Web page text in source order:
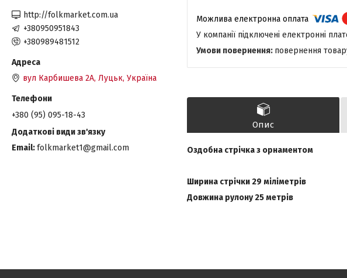
У компанії підключені електронні
повернення
Опис
Оздобна стрічка з орнаментом
Ширина стрічки 29 міліметрів
Довжина рулону 25 метрів
http://folkmarket.com.ua
+380950951843
+380989481512
вул Карбишева 2А, Луцьк, Україна
+380 (95) 095-18-43
Email folkmarket1@gmail.com